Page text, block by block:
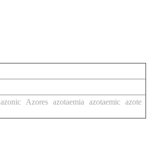
azonic Azores azotaemia azotaemic azote